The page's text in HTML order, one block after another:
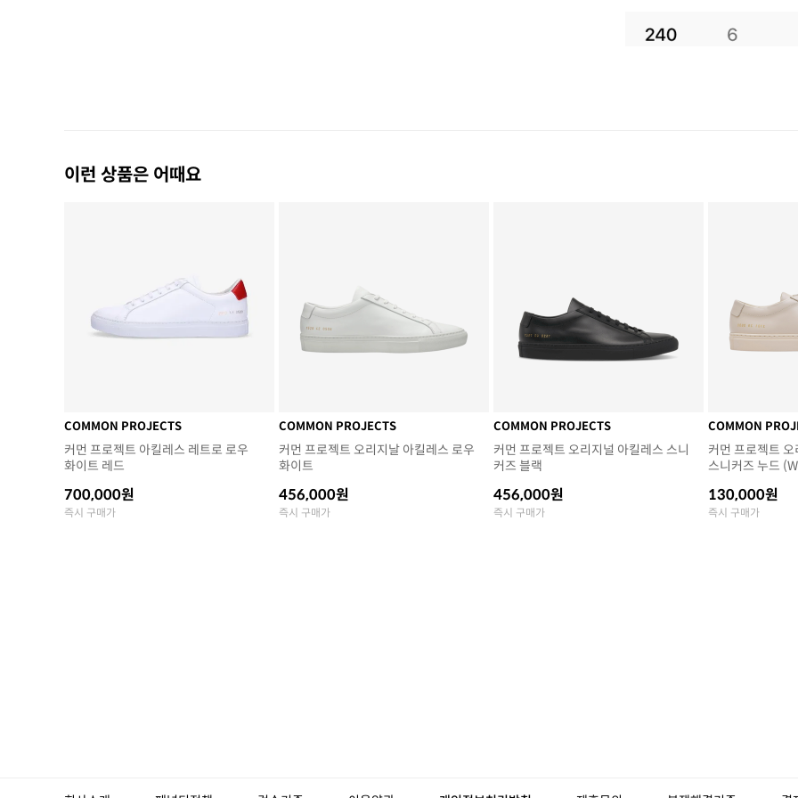
이런 상품은 어때요
COMMON PROJECTS
커먼 프로젝트 아킬레스 레트로 로우
화이트 레드
700,000원
즉시 구매가
COMMON PROJECTS
커먼 프로젝트 오리지날 아킬레스 로우
화이트
456,000원
즉시 구매가
COMMON PROJECTS
커먼 프로젝트 오리지널 아킬레스 스니
커즈 블랙
456,000원
즉시 구매가
COMMON
커먼 프로젝트
스니커즈 누드
130,000원
즉시 구매가